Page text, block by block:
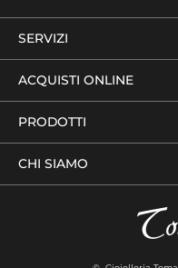
SERVIZI
ACQUISTI ONLINE
PRODOTTI
CHI SIAMO